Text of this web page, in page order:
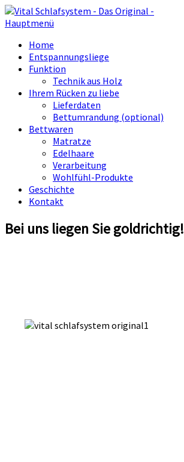
Hauptmenü
Home
Entspannungsliege
Funktion
Technik aus Holz
Ihrem Rücken zu liebe
Lieferdaten
Bettumrandung (optional)
Bettwaren
Matratze
Edelhaare
Verarbeitung
Wohlfühl-Produkte
Geschichte
Kontakt
Bei uns liegen Sie goldrichtig!